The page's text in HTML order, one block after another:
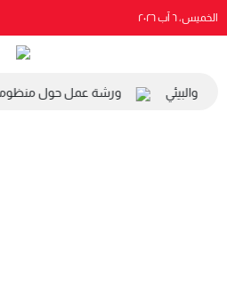
الخميس، ٦ آب ٢٠٢٦
والبيئي ورشة عمل حول منظومة